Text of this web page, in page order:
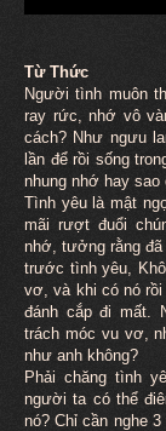
Từ Thức
Người tình muôn
ray rức, nhớ vô
cách? Như ngưu
lần để rồi sống
nhung nhớ hay sao
Tình yêu là mật
mãi rượt đuổi
nhớ, tưởng rằng
trước tình yêu,
vơ, và khi có nó
đánh cắp đi mất.
trách móc vu vơ,
như anh không?
Phải chăng tình
người ta có thể
nó? Chỉ cần nghe